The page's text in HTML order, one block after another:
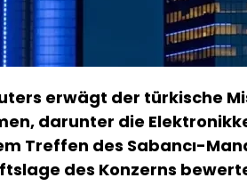
erwägt der türkische
darunter die
Treffen des Sabancı-
des Konzerns